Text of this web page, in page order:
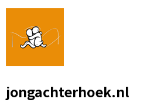
Skip
content
jongachterhoek.nl